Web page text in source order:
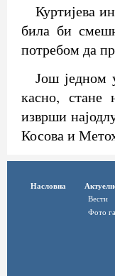
Куртијева
била би
потребом да
Још једном
касно, стане
изврши
Косова и
Насловна
Вести
Фото